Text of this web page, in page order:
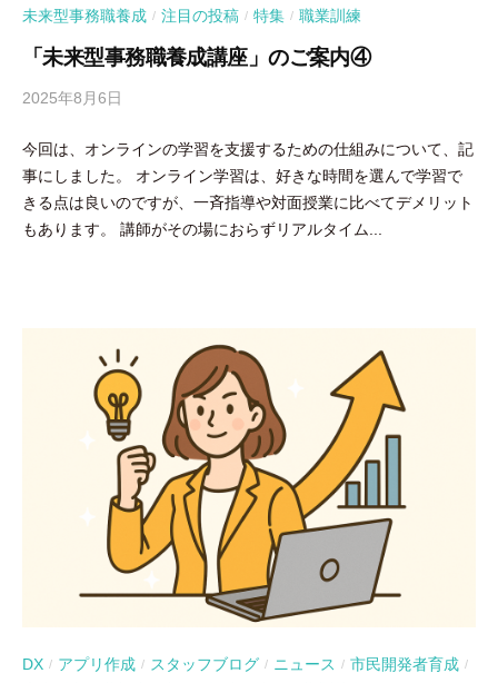
未来型事務職養成 / 注目の投稿 / 特集 / 職業訓練
「未来型事務職養成講座」のご案内④
2025年8月6日
吉
田
豪
今回は、オンラインの学習を支援するための仕組みについて、記
事にしました。 オンライン学習は、好きな時間を選んで学習で
きる点は良いのですが、一斉指導や対面授業に比べてデメリット
もあります。 講師がその場におらずリアルタイム...
DX / アプリ作成 / スタッフブログ / ニュース / 市民開発者育成 /